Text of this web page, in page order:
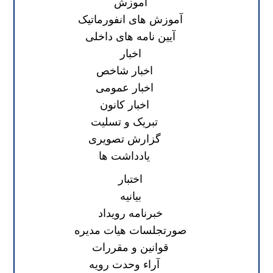
آموزش
آموزش های انفورماتیک
آیین نامه های داخلی
اخبار
اخبار شاخص
اخبار عمومی
اخبار کانون
تبریک و تسلیت
گزارش تصویری
یادداشت ها
اختبار
بیانیه
خبرنامه رویداد
صورتجلسات هیات مدیره
قوانین و مقررات
آراء وحدت رویه